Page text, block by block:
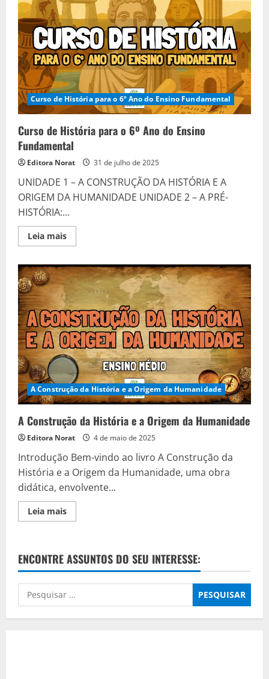
Colonial
Colonial
Curso de História para o 6º Ano do Ensino Fundamental
Curso de História para o 6º Ano do Ensino
Fundamental
Editora Norat 31 de julho de 2025
UNIDADE 1 – A CONSTRUÇÃO DA HISTÓRIA E A
ORIGEM DA HUMANIDADE UNIDADE 2 – A PRÉ-
HISTÓRIA:...
Leia maisRead
more
de
História
para
o
6º
Ano
do
Ensino
Fundamental
A Construção da História e a Origem da Humanidade
A Construção da História e a Origem da Humanidade
Editora Norat 4 de maio de 2025
Introdução Bem-vindo ao livro A Construção da
História e a Origem da Humanidade, uma obra
didática, envolvente...
Leia maisRead
more
da
História
e
Origem
da
Humanidade
ENCONTRE ASSUNTOS DO SEU INTERESSE:
Pesquisar
por: